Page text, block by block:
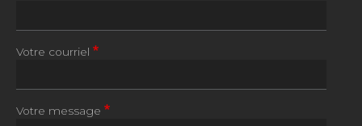
Votre courriel
Votre message